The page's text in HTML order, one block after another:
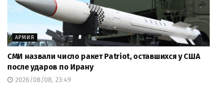
АРМИЯ
СМИ назвали число ракет Patriot, оставшихся у США
после ударов по Ирану
2026/08/08, 23:49